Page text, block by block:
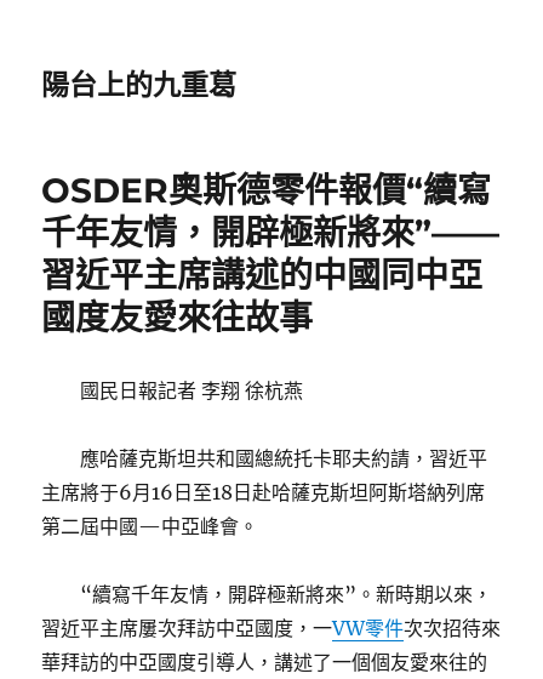
陽台上的九重葛
OSDER奧斯德零件報價“續寫
千年友情，開辟極新將來”——
習近平主席講述的中國同中亞
國度友愛來往故事
國民日報記者 李翔 徐杭燕
應哈薩克斯坦共和國總統托卡耶夫約請，習近平
主席將于6月16日至18日赴哈薩克斯坦阿斯塔納列席
第二屆中國—中亞峰會。
“續寫千年友情，開辟極新將來”。新時期以來，
習近平主席屢次拜訪中亞國度，一VW零件次次招待來
華拜訪的中亞國度引導人，講述了一個個友愛來往的